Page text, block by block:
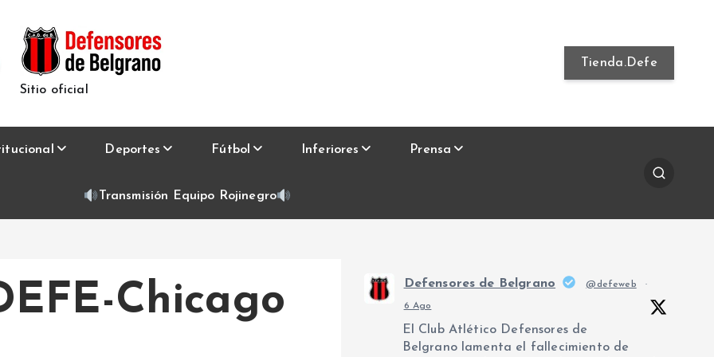
Sitio oficial
Tienda.Defe
Deportes Fútbol Inferiores Prensa
Transmisión Equipo Rojinegro
Chicago Defensores de Belgrano @defeweb ·
6 Ago
El Club Atlético Defensores de
Belgrano lamenta el fallecimiento de